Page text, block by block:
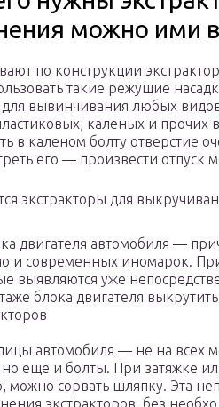
можно ими
по конструкции
такие режущие
для вывинчивания любых
каленых и прочих
в каленом болту отверстие
его — произвести отпуск
экстракторы для
двигателя автомобиля —
и современных иномарок.
выявляются уже
блока двигателя
автомобиля — не на всех
но еще и болты. При затяжке
можно сорвать шляпку. Эта
экстракторов, без